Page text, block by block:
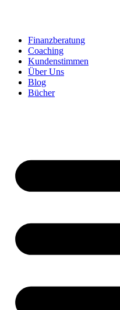
Finanzberatung
Coaching
Kundenstimmen
Über Uns
Blog
Bücher